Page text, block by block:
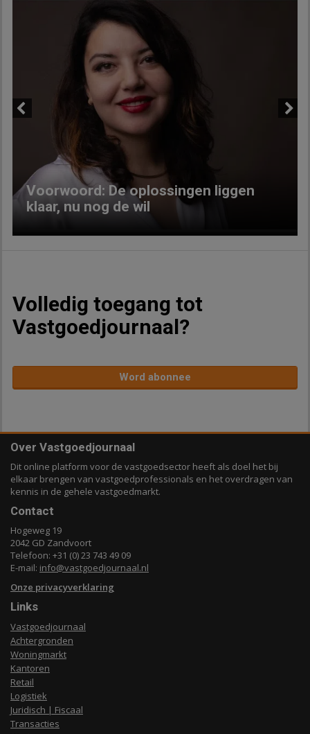
Voorwoord: De oplossingen liggen
klaar, nu nog de wil
Volledig toegang tot
Vastgoedjournaal?
Word abonnee
Over Vastgoedjournaal
Dit online platform voor de vastgoedsector heeft als doel het bij
elkaar brengen van vastgoedprofessionals en het overdragen van
kennis in de gehele vastgoedmarkt.
Contact
Hogeweg 19
2042 GD Zandvoort
Telefoon: +31 (0) 23 743 49 09
E-mail: info@vastgoedjournaal.nl
Onze privacyverklaring
Links
Vastgoedjournaal
Achtergronden
Woningmarkt
Kantoren
Retail
Logistiek
Juridisch | Fiscaal
Transacties